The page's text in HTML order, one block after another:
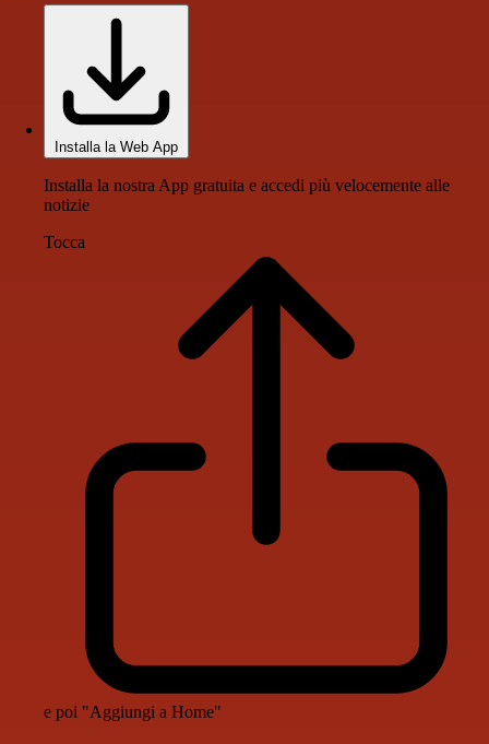
Installa la Web App
Installa la nostra App gratuita e accedi più velocemente alle
notizie
Tocca
e poi "Aggiungi a Home"